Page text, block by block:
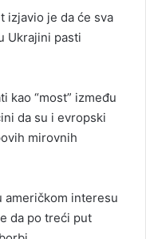
izjavio je da će sva
Ukrajini pasti
kao “most” između
da su i evropski
mirovnih
američkom interesu
da po treći put